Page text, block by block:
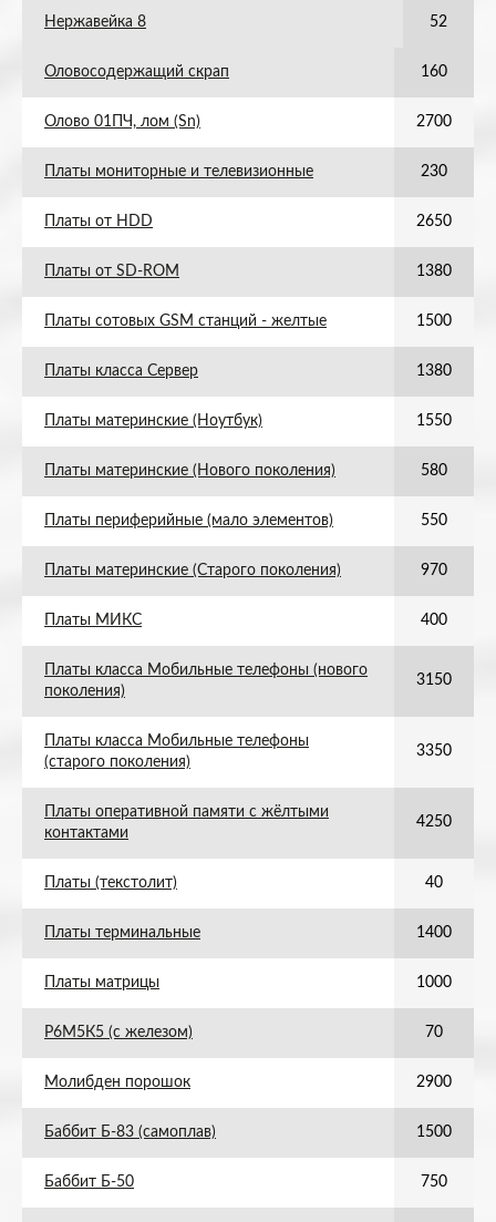
Нержавейка 8 52
Оловосодержащий скрап 160
Олово 01ПЧ, лом (Sn) 2700
Платы мониторные и телевизионные 230
Платы от HDD 2650
Платы от SD-ROM 1380
Платы сотовых GSM станций - желтые 1500
Платы класса Сервер 1380
Платы материнские (Ноутбук) 1550
Платы материнские (Нового поколения) 580
Платы периферийные (мало элементов) 550
Платы материнские (Старого поколения) 970
Платы МИКС 400
Платы класса Мобильные телефоны (нового
поколения)
3150
Платы класса Мобильные телефоны
(старого поколения)
3350
Платы оперативной памяти с жёлтыми
контактами
4250
Платы (текстолит) 40
Платы терминальные 1400
Платы матрицы 1000
Р6М5К5 (с железом) 70
Молибден порошок 2900
Баббит Б-83 (самоплав) 1500
Баббит Б-50 750